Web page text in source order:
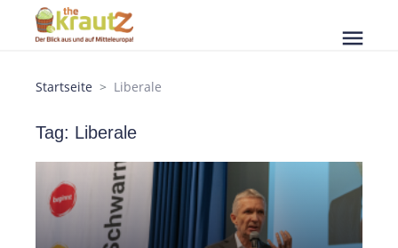
menu
Startseite Liberale
Tag: Liberale